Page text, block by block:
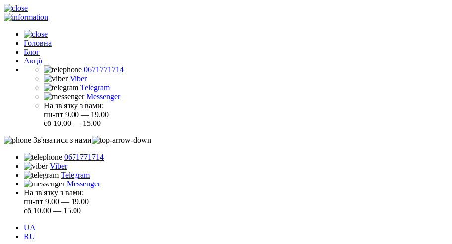
Головна
Блог
Акції
0671771714
Viber
Telegram
Messenger
На зв'язку з вами:
пн-пт 9.00 — 19.00
сб 10.00 — 15.00
Зв'язатися з нами
0671771714
Viber
Telegram
Messenger
На зв'язку з вами:
пн-пт 9.00 — 19.00
сб 10.00 — 15.00
UA
RU